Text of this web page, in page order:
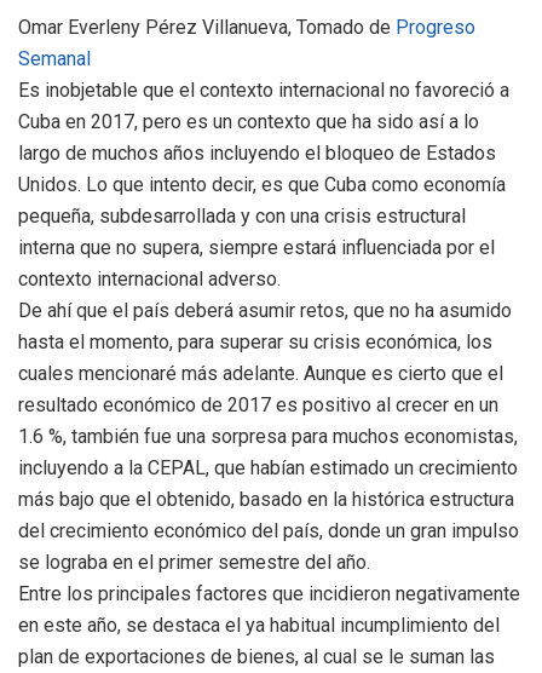
Omar Everleny Pérez Villanueva, Tomado de Progreso
Semanal
Es inobjetable que el contexto internacional no favoreció a
Cuba en 2017, pero es un contexto que ha sido así a lo
largo de muchos años incluyendo el bloqueo de Estados
Unidos. Lo que intento decir, es que Cuba como economía
pequeña, subdesarrollada y con una crisis estructural
interna que no supera, siempre estará influenciada por el
contexto internacional adverso.
De ahí que el país deberá asumir retos, que no ha asumido
hasta el momento, para superar su crisis económica, los
cuales mencionaré más adelante. Aunque es cierto que el
resultado económico de 2017 es positivo al crecer en un
1.6 %, también fue una sorpresa para muchos economistas,
incluyendo a la CEPAL, que habían estimado un crecimiento
más bajo que el obtenido, basado en la histórica estructura
del crecimiento económico del país, donde un gran impulso
se lograba en el primer semestre del año.
Entre los principales factores que incidieron negativamente
en este año, se destaca el ya habitual incumplimiento del
plan de exportaciones de bienes, al cual se le suman las